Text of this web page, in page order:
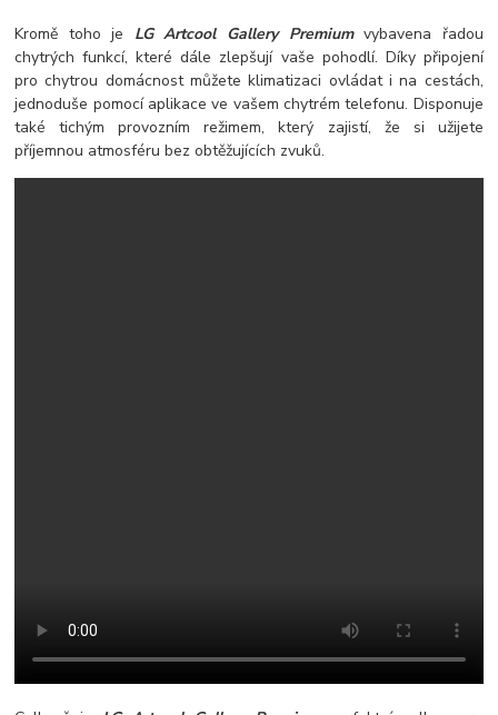
Kromě toho je LG Artcool Gallery Premiumvybavena řadou
chytrých funkcí, které dále zlepšují vaše pohodlí. Díky připojení
pro chytrou domácnost můžete klimatizaci ovládat i na cestách,
jednoduše pomocí aplikace ve vašem chytrém telefonu. Disponuje
také tichým provozním režimem, který zajistí, že si užijete
příjemnou atmosféru bez obtěžujících zvuků.